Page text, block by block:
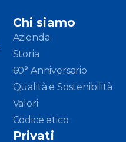
Chi siamo
Azienda
Storia
60° Anniversario
Qualità e Sostenibilità
Valori
Codice etico
Privati